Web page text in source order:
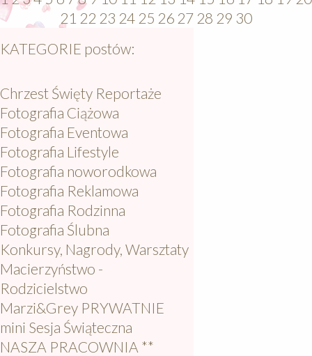
21 22 23 24 25 26 27 28 29 30
KATEGORIE postów:
Chrzest Święty Reportaże
Fotografia Ciążowa
Fotografia Eventowa
Fotografia Lifestyle
Fotografia noworodkowa
Fotografia Reklamowa
Fotografia Rodzinna
Fotografia Ślubna
Konkursy, Nagrody, Warsztaty
Macierzyństwo -
Rodzicielstwo
Marzi&Grey PRYWATNIE
mini Sesja Świąteczna
NASZA PRACOWNIA **